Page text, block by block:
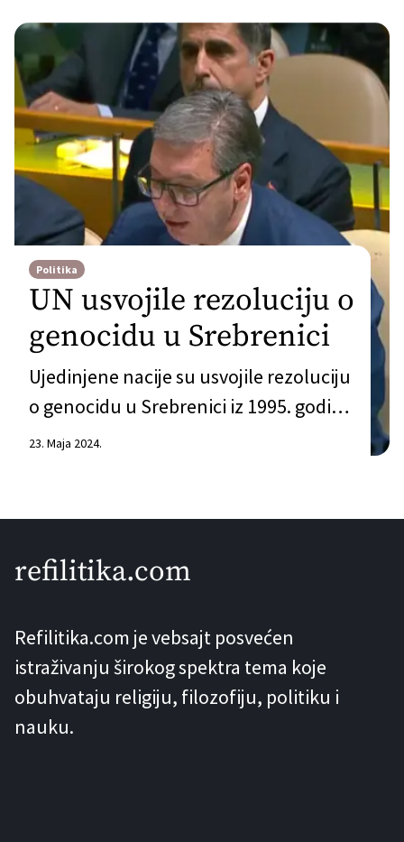
Politika
UN usvojile rezoluciju o
genocidu u Srebrenici
Ujedinjene nacije su usvojile rezoluciju
o genocidu u Srebrenici iz 1995. godine
u Bosni, uprkos snažnom protivljenju
za predlog, dok se 68 uzdržalo po
pitanju rezolucije o genocidu u
Srebrenici. Rezolucija određuje 11. jul
obilježavanja genocida u Srebrenici iz
[…]
23. Maja 2024.
refilitika.com
Refilitika.com je vebsajt posvećen
istraživanju širokog spektra tema koje
obuhvataju religiju, filozofiju, politiku i
nauku.